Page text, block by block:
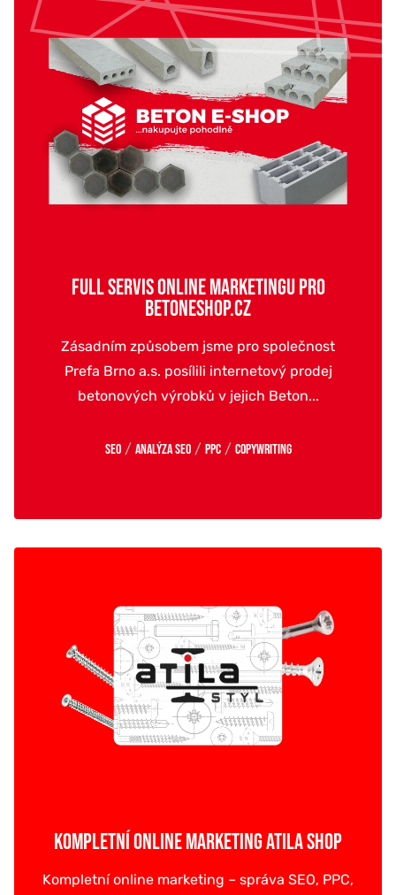
FULL SERVIS ONLINE MARKETINGU PRO
BETONESHOP.CZ
Zásadním způsobem jsme pro společnost
Prefa Brno a.s. posílili internetový prodej
betonových výrobků v jejich Beton...
SEO / Analýza SEO / PPC / Copywriting
KOMPLETNÍ ONLINE MARKETING ATILA SHOP
Kompletní online marketing – správa SEO, PPC,